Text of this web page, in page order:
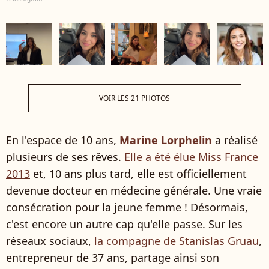
VOIR LES 21 PHOTOS
En l'espace de 10 ans, Marine Lorphelin a réalisé
plusieurs de ses rêves. Elle a été élue Miss France
2013 et, 10 ans plus tard, elle est officiellement
devenue docteur en médecine générale. Une vraie
consécration pour la jeune femme ! Désormais,
c'est encore un autre cap qu'elle passe. Sur les
réseaux sociaux, la compagne de Stanislas Gruau,
entrepreneur de 37 ans, partage ainsi son